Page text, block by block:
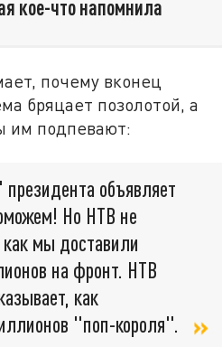
кое-что напомнила
почему вконец
бряцает позолотой, а
им подпевают:
объявляет
Но НТВ не
мы доставили
на фронт. НТВ
как
"поп-короля".